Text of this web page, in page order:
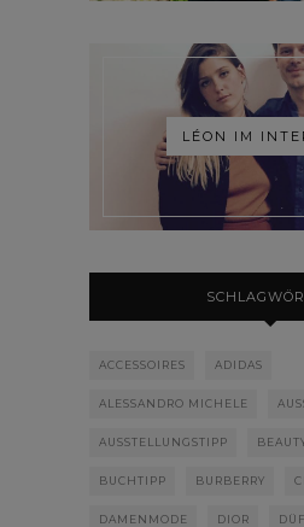
LÉON IM
ACCESSOIRES ADIDAS
ALESSANDRO MICHELE
AUSSTELLUNGSTIPP
BUCHTIPP BURBERRY
DAMENMODE DIOR